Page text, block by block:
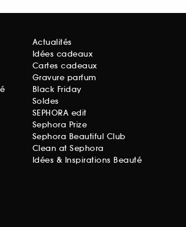
Actualités
Idées cadeaux
Cartes cadeaux
Gravure parfum
Black Friday
Soldes
SEPHORA edit
Sephora Prize
Sephora Beautiful Club
Clean at Sephora
Idées & Inspirations Beauté